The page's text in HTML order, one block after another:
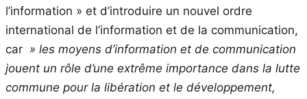
l’information » et d’introduire un nouvel ordre
international de l’information et de la communication,
car » les moyens d’information et de communication
jouent un rôle d’une extrême importance dans la lutte
commune pour la libération et le développement,